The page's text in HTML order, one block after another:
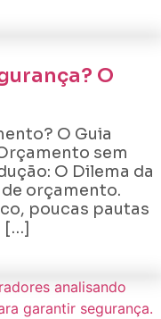
O
O Guia
sem
O Dilema da
orçamento.
poucas pautas
[…]